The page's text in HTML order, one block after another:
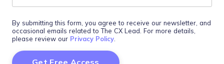
By submitting this form, you agree to receive our newsletter, and
occasional emails related to The CX Lead. For more details,
please review our Privacy Policy